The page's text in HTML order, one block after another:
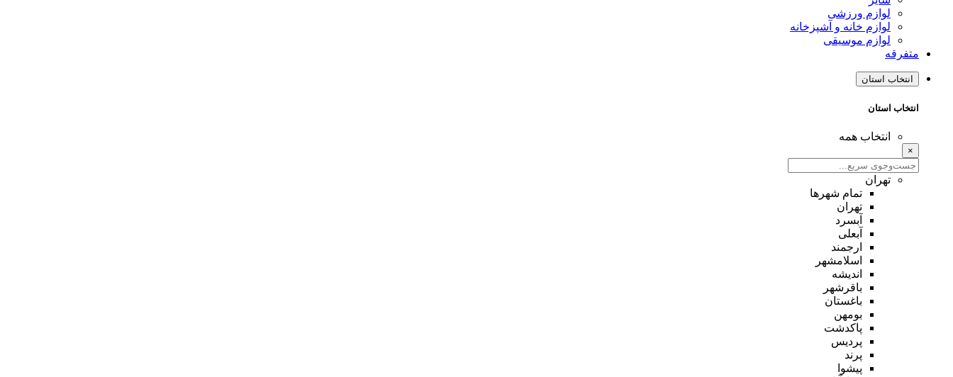
لوازم ورزشی
لوازم خانه و آشپزخانه
لوازم موسیقی
متفرقه
انتخاب استان
انتخاب استان
انتخاب همه
×
تهران
تمام شهر‌ها
تهران
آبسرد
آبعلی
ارجمند
اسلامشهر
اندیشه
باقرشهر
باغستان
بومهن
پاکدشت
پردیس
پرند
پیشوا